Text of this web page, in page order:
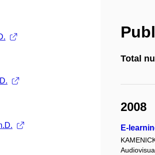
Total
2008
E-